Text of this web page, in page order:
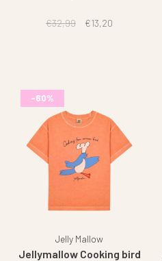
€32,99 €13,20
-60%
Jelly Mallow
Jellymallow Cooking bird